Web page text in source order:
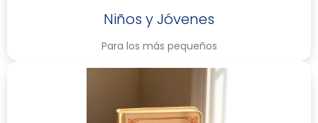
Niños y Jóvenes
Para los más pequeños